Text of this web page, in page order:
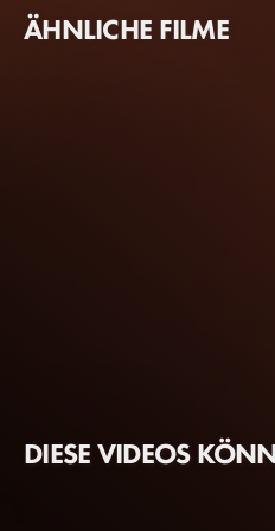
ÄHNLICHE FILME
DIESE VIDEOS